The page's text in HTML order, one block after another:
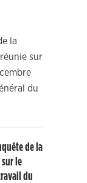
la
sur
du
de la
sur le
du